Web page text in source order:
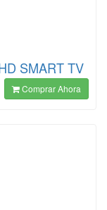
SMART TV
Comprar Ahora